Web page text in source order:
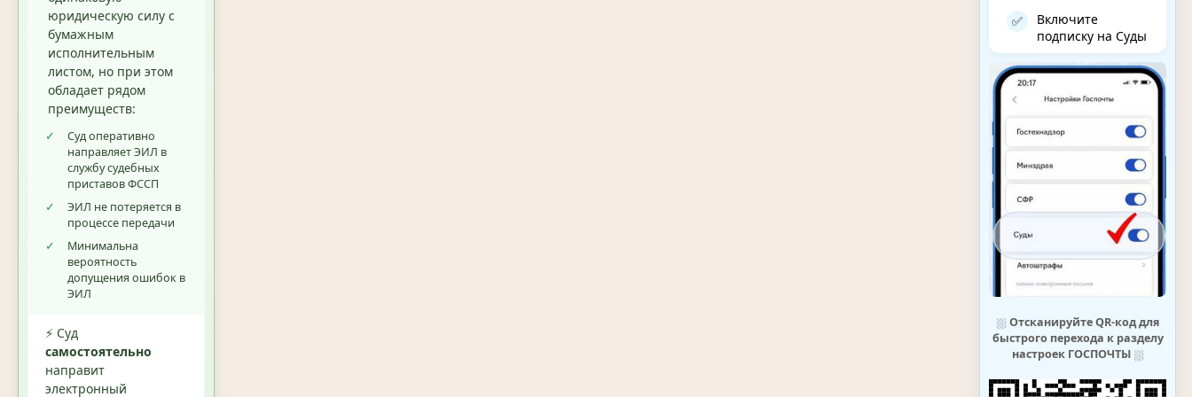
юридическую силу с
бумажным
исполнительным
листом, но при этом
обладает рядом
преимуществ:
✓
Суд оперативно
направляет ЭИЛ в
службу судебных
приставов ФССП
✓
ЭИЛ не потеряется в
процессе передачи
✓
Минимальна
вероятность
допущения ошибок в
ЭИЛ
⚡ Суд
самостоятельно
направит
электронный
✅
Включите
подписку на Суды
⛆ Отсканируйте QR-код для
быстрого перехода к разделу
настроек ГОСПОЧТЫ⛆